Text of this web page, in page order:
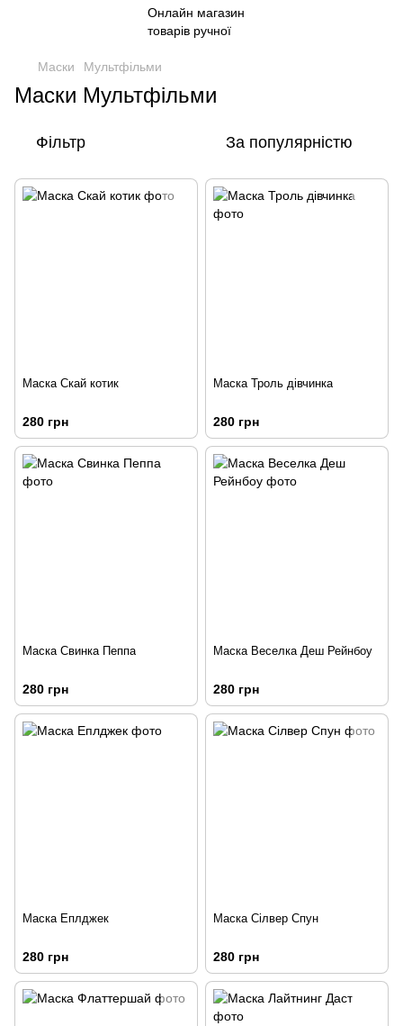
Маски Мультфільми
Маски Мультфільми
Фільтр За популярністю
Маска Скай котик
280 грн
Маска Троль дівчинка
280 грн
Маска Свинка Пеппа
280 грн
Маска Веселка Деш Рейнбоу
280 грн
Маска Еплджек
280 грн
Маска Сілвер Спун
280 грн